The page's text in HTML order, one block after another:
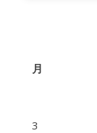
月
3